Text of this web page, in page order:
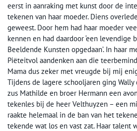
eerst in aanraking met kunst door de
tekenen van haar moeder. Diens
geweest. Door hem had haar moeder
kennen en had daardoor ‘een levendige
Beeldende Kunsten opgedaan’. In haar
Piëteitvol aandenken aan die
Mama dus zeker met vreugde bij mij
Tijdens de lagere schooljaren ging Wally
zus Mathilde en broer Hermann een
tekenles bij de heer Velthuyzen – een
raakte helemaal in de ban van het
tekende wat los en vast zat. Haar talent